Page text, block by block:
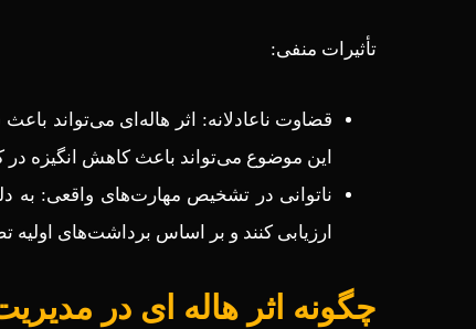
تأثیرات منفی:
قضاوت ناعادلانه: اثر هاله‌ای می‌تواند
این موضوع می‌تواند باعث کاهش انگیزه در
ناتوانی در تشخیص مهارت‌های واقعی: به
ارزیابی کنند و بر اساس برداشت‌های اولیه
چگونه اثر هاله ای در